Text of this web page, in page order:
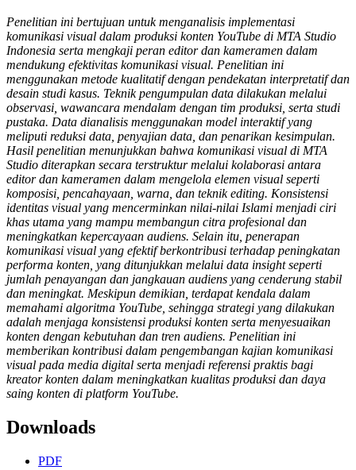
Penelitian ini bertujuan untuk menganalisis implementasi
komunikasi visual dalam produksi konten YouTube di MTA Studio
Indonesia serta mengkaji peran editor dan kameramen dalam
mendukung efektivitas komunikasi visual. Penelitian ini
menggunakan metode kualitatif dengan pendekatan interpretatif dan
desain studi kasus. Teknik pengumpulan data dilakukan melalui
observasi, wawancara mendalam dengan tim produksi, serta studi
pustaka. Data dianalisis menggunakan model interaktif yang
meliputi reduksi data, penyajian data, dan penarikan kesimpulan.
Hasil penelitian menunjukkan bahwa komunikasi visual di MTA
Studio diterapkan secara terstruktur melalui kolaborasi antara
editor dan kameramen dalam mengelola elemen visual seperti
komposisi, pencahayaan, warna, dan teknik editing. Konsistensi
identitas visual yang mencerminkan nilai-nilai Islami menjadi ciri
khas utama yang mampu membangun citra profesional dan
meningkatkan kepercayaan audiens. Selain itu, penerapan
komunikasi visual yang efektif berkontribusi terhadap peningkatan
performa konten, yang ditunjukkan melalui data insight seperti
jumlah penayangan dan jangkauan audiens yang cenderung stabil
dan meningkat. Meskipun demikian, terdapat kendala dalam
memahami algoritma YouTube, sehingga strategi yang dilakukan
adalah menjaga konsistensi produksi konten serta menyesuaikan
konten dengan kebutuhan dan tren audiens. Penelitian ini
memberikan kontribusi dalam pengembangan kajian komunikasi
visual pada media digital serta menjadi referensi praktis bagi
kreator konten dalam meningkatkan kualitas produksi dan daya
saing konten di platform YouTube.
Downloads
PDF